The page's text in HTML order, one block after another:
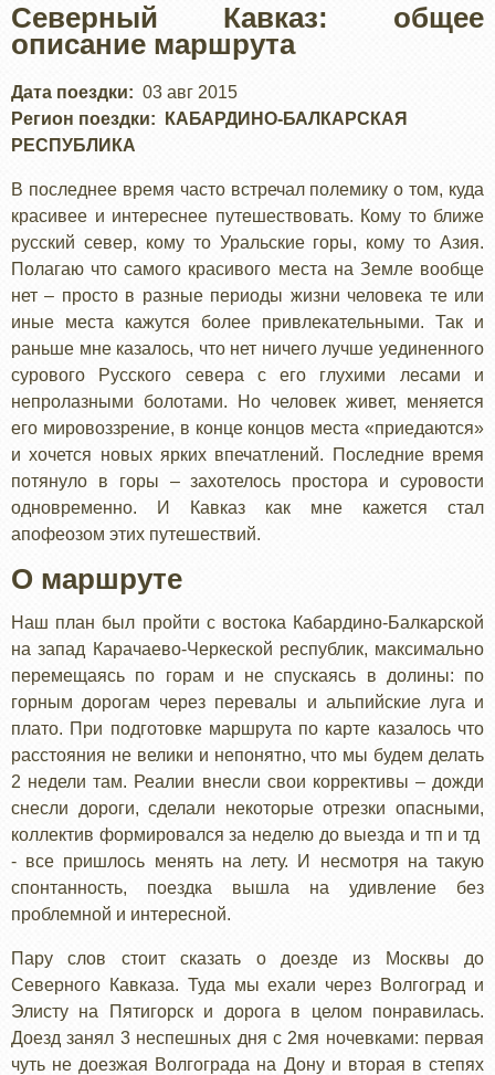
Северный Кавказ: общее
описание маршрута
Дата поездки
03 авг 2015
Регион поездки
КАБАРДИНО-БАЛКАРСКАЯ
РЕСПУБЛИКА
В последнее время часто встречал полемику о том, куда
красивее и интереснее путешествовать. Кому то ближе
русский север, кому то Уральские горы, кому то Азия.
Полагаю что самого красивого места на Земле вообще
нет – просто в разные периоды жизни человека те или
иные места кажутся более привлекательными. Так и
раньше мне казалось, что нет ничего лучше уединенного
сурового Русского севера с его глухими лесами и
непролазными болотами. Но человек живет, меняется
его мировоззрение, в конце концов места «приедаются»
и хочется новых ярких впечатлений. Последние время
потянуло в горы – захотелось простора и суровости
одновременно. И Кавказ как мне кажется стал
апофеозом этих путешествий.
О маршруте
Наш план был пройти с востока Кабардино-Балкарской
на запад Карачаево-Черкеской республик, максимально
перемещаясь по горам и не спускаясь в долины: по
горным дорогам через перевалы и альпийские луга и
плато. При подготовке маршрута по карте казалось что
расстояния не велики и непонятно, что мы будем делать
2 недели там. Реалии внесли свои коррективы – дожди
снесли дороги, сделали некоторые отрезки опасными,
коллектив формировался за неделю до выезда и тп и тд
- все пришлось менять на лету. И несмотря на такую
спонтанность, поездка вышла на удивление без
проблемной и интересной.
Пару слов стоит сказать о доезде из Москвы до
Северного Кавказа. Туда мы ехали через Волгоград и
Элисту на Пятигорск и дорога в целом понравилась.
Доезд занял 3 неспешных дня с 2мя ночевками: первая
чуть не доезжая Волгограда на Дону и вторая в степях